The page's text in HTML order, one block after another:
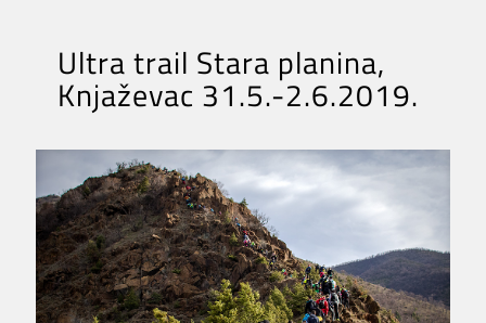
Ultra trail Stara planina,
Knjaževac 31.5.-2.6.2019.